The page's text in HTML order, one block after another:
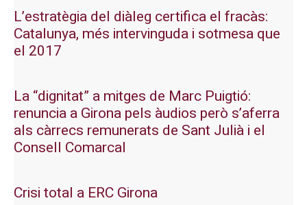
L’estratègia del diàleg certifica el fracàs:
Catalunya, més intervinguda i sotmesa que
el 2017
La “dignitat” a mitges de Marc Puigtió:
renuncia a Girona pels àudios però s’aferra
als càrrecs remunerats de Sant Julià i el
Consell Comarcal
Crisi total a ERC Girona